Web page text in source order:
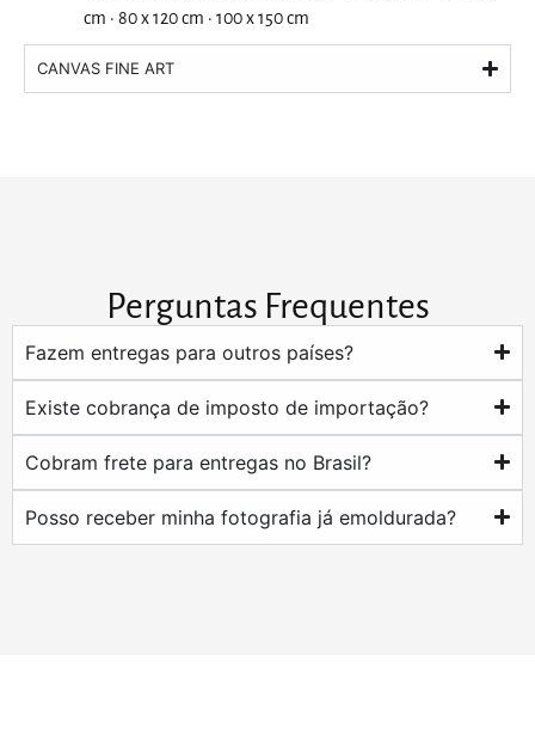
cm · 80 x 120 cm · 100 x 150 cm
CANVAS FINE ART
Perguntas Frequentes
Fazem entregas para outros países?
Existe cobrança de imposto de importação?
Cobram frete para entregas no Brasil?
Posso receber minha fotografia já emoldurada?